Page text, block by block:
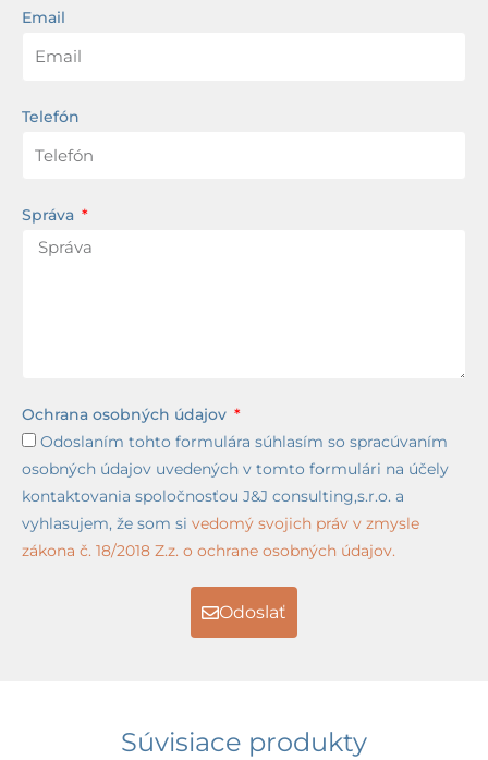
Email
Telefón
Správa
Ochrana osobných údajov
Odoslaním tohto formulára súhlasím so spracúvaním
osobných údajov uvedených v tomto formulári na účely
kontaktovania spoločnosťou J&J consulting,s.r.o. a
vyhlasujem, že som si vedomý svojich práv v zmysle
zákona č. 18/2018 Z.z. o ochrane osobných údajov.
Odoslať
Súvisiace produkty